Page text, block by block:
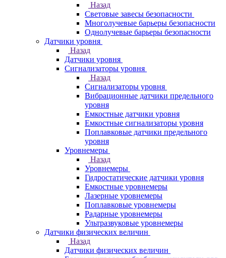
Назад
Световые завесы безопасности
Многолучевые барьеры безопасности
Однолучевые барьеры безопасности
Датчики уровня
Назад
Датчики уровня
Сигнализаторы уровня
Назад
Сигнализаторы уровня
Вибрационные датчики предельного
уровня
Емкостные датчики уровня
Емкостные сигнализаторы уровня
Поплавковые датчики предельного
уровня
Уровнемеры
Назад
Уровнемеры
Гидростатические датчики уровня
Емкостные уровнемеры
Лазерные уровнемеры
Поплавковые уровнемеры
Радарные уровнемеры
Ультразвуковые уровнемеры
Датчики физических величин
Назад
Датчики физических величин